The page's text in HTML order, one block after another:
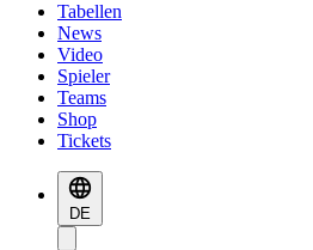
Tabellen
News
Video
Spieler
Teams
Shop
Tickets
DE